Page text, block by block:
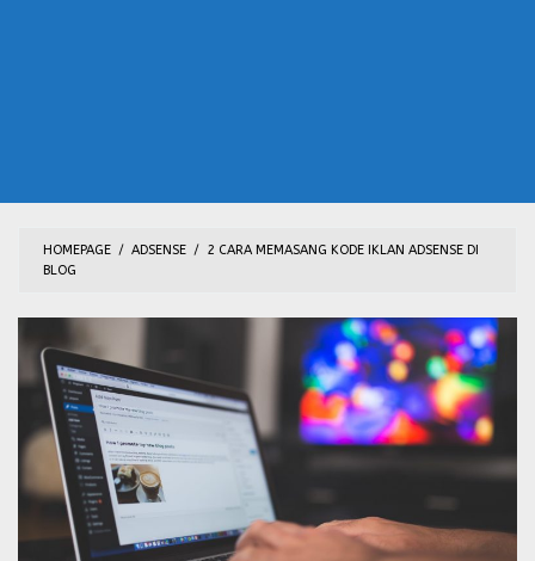
HOMEPAGE / ADSENSE / 2 CARA MEMASANG KODE IKLAN ADSENSE DI
BLOG